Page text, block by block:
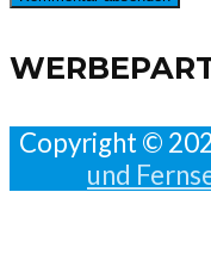
Copyright ©
und